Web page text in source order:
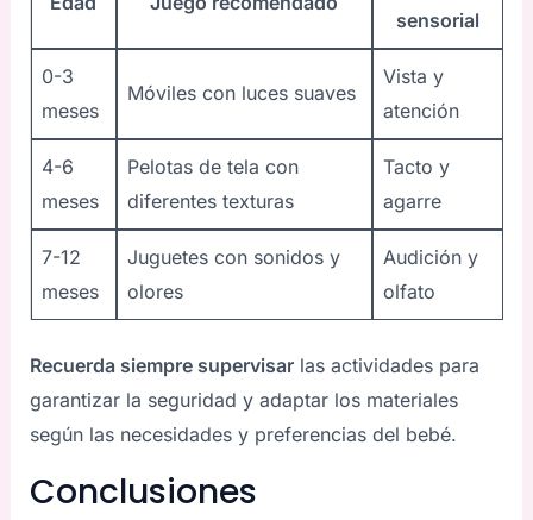
sensorial
0-3
meses
Móviles con luces suaves
Vista y
atención
4-6
meses
Pelotas de tela con
diferentes texturas
Tacto y
agarre
7-12
meses
Juguetes con sonidos y
olores
Audición y
olfato
Recuerda siempre supervisarlas actividades para
garantizar la seguridad y adaptar los materiales
según las necesidades y preferencias del bebé.
Conclusiones